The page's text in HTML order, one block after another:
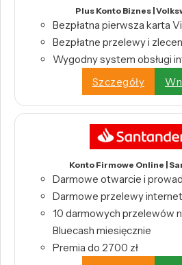
Plus Konto Biznes |
Bezpłatna pierwsza karta
Bezpłatne przelewy i
Wygodny system obsługi
Szczegóły
Konto Firmowe Online |
Darmowe otwarcie i
Darmowe przelewy
10 darmowych przelewów
Bluecash miesięcznie
Premia do 2700 zł